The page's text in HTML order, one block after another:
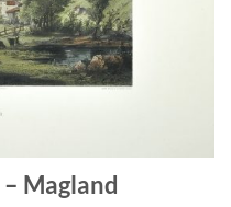
Magland